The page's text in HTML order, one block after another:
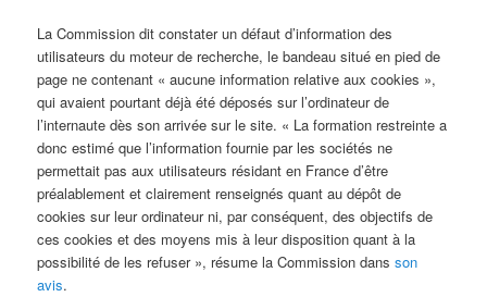
La Commission dit constater un défaut d’information des
utilisateurs du moteur de recherche, le bandeau situé en pied de
page ne contenant « aucune information relative aux cookies »,
qui avaient pourtant déjà été déposés sur l’ordinateur de
l’internaute dès son arrivée sur le site. « La formation restreinte a
donc estimé que l’information fournie par les sociétés ne
permettait pas aux utilisateurs résidant en France d’être
préalablement et clairement renseignés quant au dépôt de
cookies sur leur ordinateur ni, par conséquent, des objectifs de
ces cookies et des moyens mis à leur disposition quant à la
possibilité de les refuser », résume la Commission dansson
avis.